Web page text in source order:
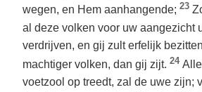
wegen, en Hem aanhangende; 23
al deze volken voor uw aangezicht
verdrijven, en gij zult erfelijk
machtiger volken, dan gij zijt. 24
voetzool op treedt, zal de uwe zijn;